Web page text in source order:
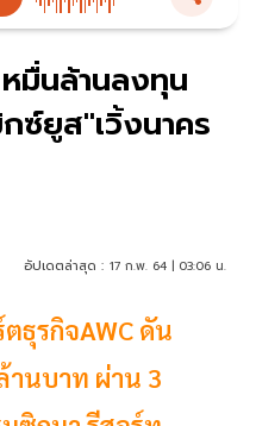
มื่นล้านลงทุน
ซ์ยูส"เวิ้งนาคร
อัปเดตล่าสุด : 17 ก.พ. 64 | 03:06 น.
ธุรกิจAWC ดัน
านบาท ผ่าน 3